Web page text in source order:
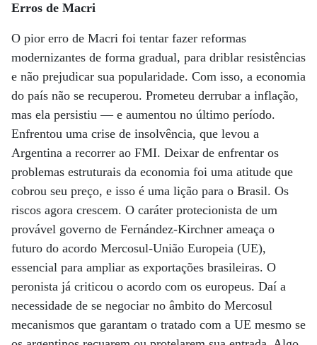
Erros de Macri
O pior erro de Macri foi tentar fazer reformas
modernizantes de forma gradual, para driblar resistências
e não prejudicar sua popularidade. Com isso, a economia
do país não se recuperou. Prometeu derrubar a inflação,
mas ela persistiu — e aumentou no último período.
Enfrentou uma crise de insolvência, que levou a
Argentina a recorrer ao FMI. Deixar de enfrentar os
problemas estruturais da economia foi uma atitude que
cobrou seu preço, e isso é uma lição para o Brasil. Os
riscos agora crescem. O caráter protecionista de um
provável governo de Fernández-Kirchner ameaça o
futuro do acordo Mercosul-União Europeia (UE),
essencial para ampliar as exportações brasileiras. O
peronista já criticou o acordo com os europeus. Daí a
necessidade de se negociar no âmbito do Mercosul
mecanismos que garantam o tratado com a UE mesmo se